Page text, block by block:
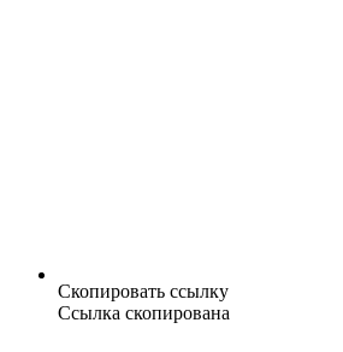
Скопировать ссылку
Ссылка скопирована